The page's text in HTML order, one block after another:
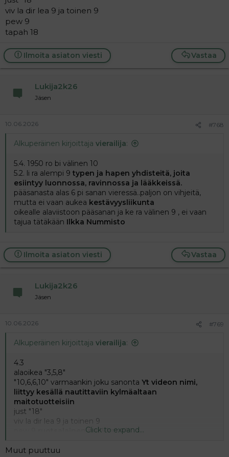
viv la dir lea 9 ja toinen 9
pew 9
tapah 18
Vastaa
Ilmoita asiaton viesti
Lukija2k26
Jäsen
10.06.2026 #768
Alkuperäinen kirjoittaja vierailija:
5.4. 1950 ro bi välinen 10
5.2. li ra alempi 9 typen ja hapen yhdisteitä, joita
esiintyy luonnossa, ravinnossa ja lääkkeissä.
pääsanasta alas 6 pi sanan vieressä..paljon on vihjeitä,
mutta ei vaan aukea kestävyysliikunta
oikealle alaviistoon pääsanan ja ke ra välinen 9 , ei vaan
tajua tätäkään Ilkka Nummisto
Vastaa
Ilmoita asiaton viesti
Lukija2k26
Jäsen
10.06.2026 #769
Alkuperäinen kirjoittaja vierailija:
4.3
alaoikea "3,5,8"
"10,6,6,10" varmaankin joku sanonta Yt videon nimi,
liittyy kesällä nautittaviin kylmäaltaan
maitotuotteisiin
just "18"
viv la dir lea 9 ja toinen 9
ruotsalainen palikkapeli
Click to expand...
Muut puuttuu